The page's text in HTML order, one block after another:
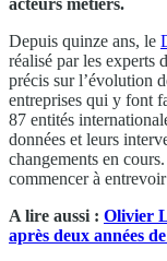
Depuis quinze ans, le
réalisé par les experts
précis sur l’évolution
entreprises qui y font
87 entités
données et leurs
changements en
commencer à
A lire aussi : Olivier
après deux années